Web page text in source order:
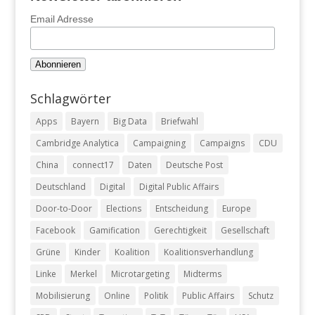
Email Adresse
Schlagwörter
Apps Bayern Big Data
Briefwahl
Cambridge Analytica
Campaigning Campaigns
CDU
China
connect17 Daten
Deutsche Post
Deutschland
Digital
Digital Public Affairs
Door-to-Door
Elections Entscheidung
Europe
Facebook
Gamification Gerechtigkeit
Gesellschaft
Grüne
Kinder Koalition
Koalitionsverhandlung
Linke
Merkel Microtargeting
Midterms
Mobilisierung
Online Politik Public Affairs
Schutz